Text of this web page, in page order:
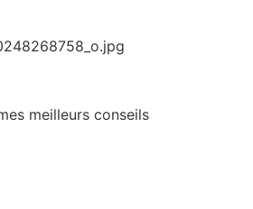
meilleurs conseils